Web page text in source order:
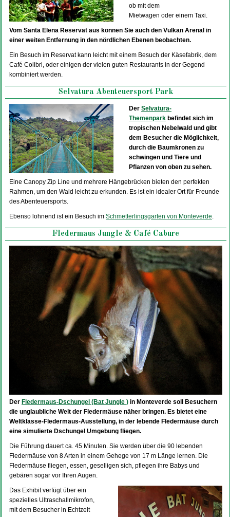
ob mit dem
Mietwagen oder einem Taxi.
Vom Santa Elena Reservat aus können Sie auch den Vulkan Arenal in
einer weiten Entfernung in den nördlichen Ebenen beobachten.
Ein Besuch im Reservat kann leicht mit einem Besuch der Käsefabrik, dem
Café Colibri, oder einigen der vielen guten Restaurants in der Gegend
kombiniert werden.
Selvatura Abenteuersport Park
Der Selvatura-
Themenpark befindet sich im
tropischen Nebelwald und gibt
dem Besucher die Möglichkeit,
durch die Baumkronen zu
schwingen und Tiere und
Pflanzen von oben zu sehen.
Eine Canopy Zip Line und mehrere Hängebrücken bieten den perfekten
Rahmen, um den Wald leicht zu erkunden. Es ist ein idealer Ort für Freunde
des Abenteuersports.
Ebenso lohnend ist ein Besuch im Schmetterlingsgarten von Monteverde.
Fledermaus Jungle & Café Cabure
Der Fledermaus-Dschungel (Bat Jungle ) in Monteverde soll Besuchern
die unglaubliche Welt der Fledermäuse näher bringen. Es bietet eine
Weltklasse-Fledermaus-Ausstellung, in der lebende Fledermäuse durch
eine simulierte Dschungel Umgebung fliegen.
Die Führung dauert ca. 45 Minuten. Sie werden über die 90 lebenden
Fledermäuse von 8 Arten in einem Gehege von 17 m Länge lernen. Die
Fledermäuse fliegen, essen, geselligen sich, pflegen ihre Babys und
gebären sogar vor Ihren Augen.
Das Exhibit verfügt über ein
spezielles Ultraschallmikrofon,
mit dem Besucher in Echtzeit